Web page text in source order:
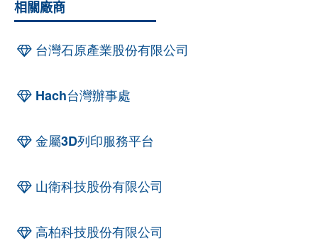
相關廠商
台灣石原產業股份有限公司
Hach台灣辦事處
金屬3D列印服務平台
山衛科技股份有限公司
高柏科技股份有限公司